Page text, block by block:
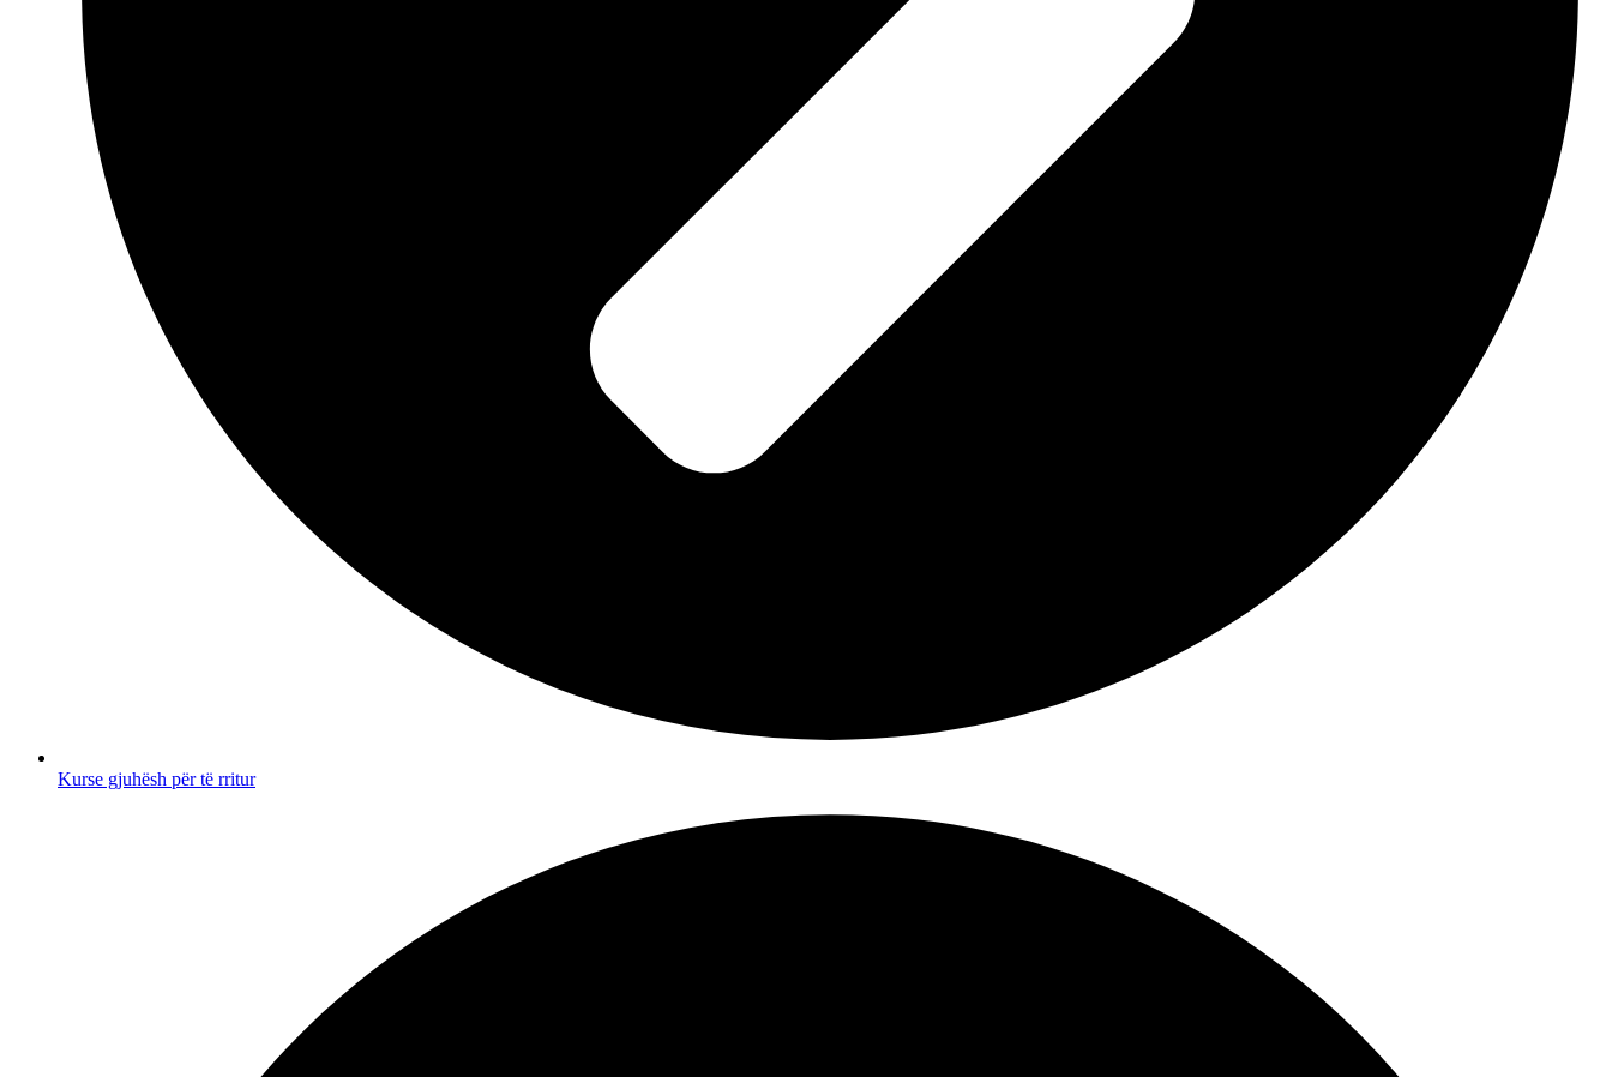
Kurse gjuhësh për të rritur